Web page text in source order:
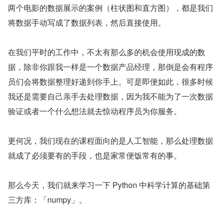
两个电影的数据展示的案例（柱状图和直方图），都是我们
将数据手动写成了数据列表，然后直接使用。
在我们平时的工作中，不太有那么多的机会使用现成的数
据，除非你跟我一样是一个数据产品经理，那倒是会有程序
员们会将数据整理好递到你手上。可是即便如此，很多时候
我还是需要自己亲手去处理数据，因为我不能为了一次数据
验证或者一个什么想法就去惊动程序员为你服务。
更何况，我们现在的课程面向的是人工智能，那么处理数据
就成了必须要有的手段，也是家常便饭常有的事。
那么今天，我们就来学习一下 Python 中科学计算的基础第
三方库：「numpy」。